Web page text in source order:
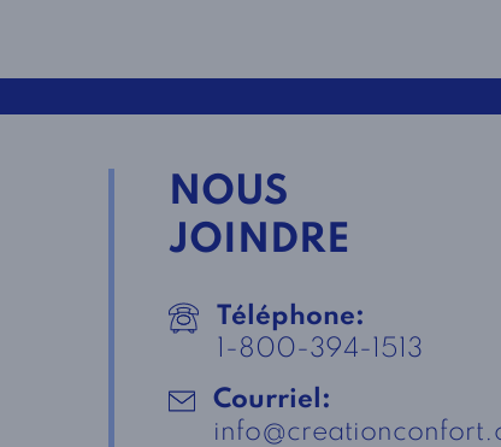
NOUS
JOINDRE
Téléphone:
1-800-394-1513
Courriel: